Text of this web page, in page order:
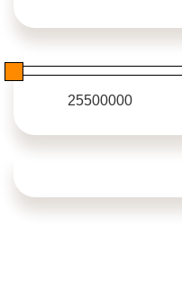
Minimum
Maximum